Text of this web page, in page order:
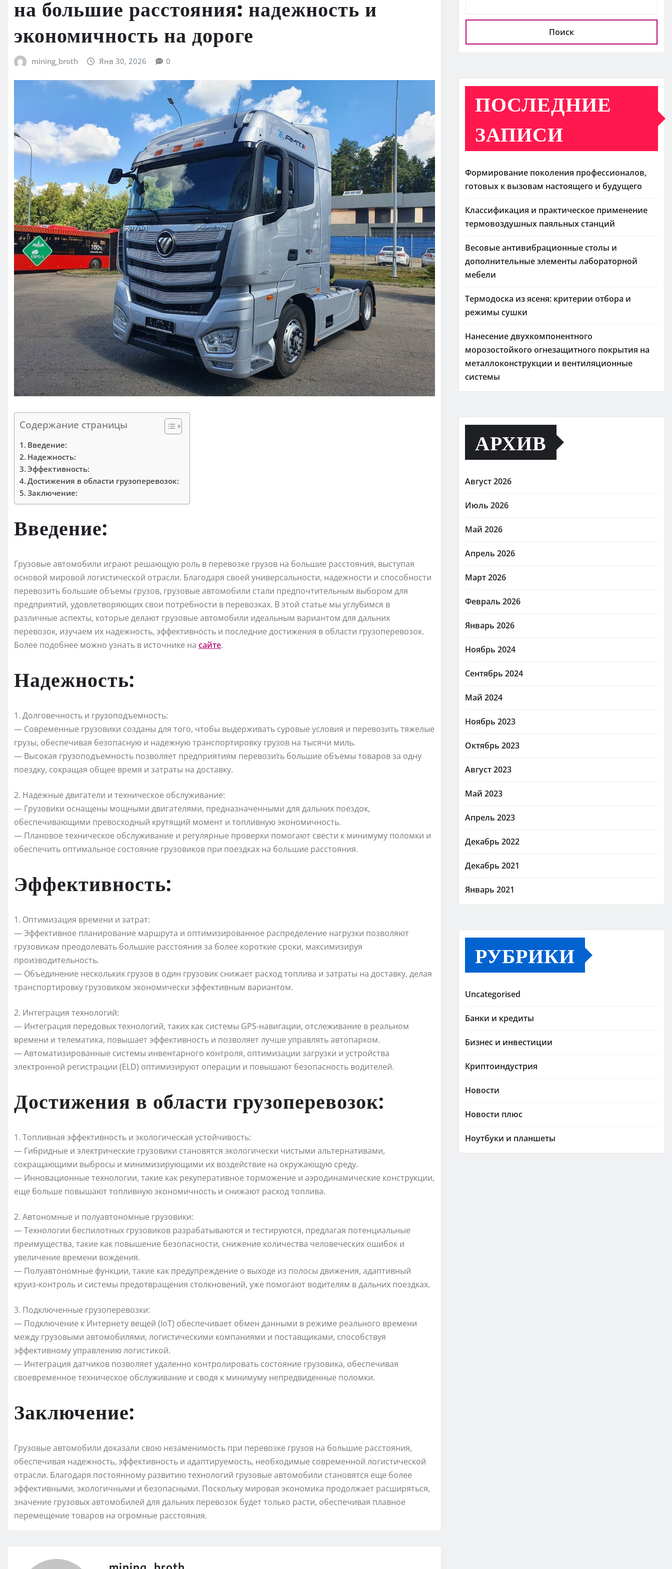
на большие расстояния: надежность и
экономичность на дороге
mining_broth Янв 30, 2026 0
Содержание страницы
Введение:
Надежность:
Эффективность:
Достижения в области грузоперевозок:
Заключение:
Введение:
Грузовые автомобили играют решающую роль в перевозке грузов на большие расстояния, выступая
основой мировой логистической отрасли. Благодаря своей универсальности, надежности и способности
перевозить большие объемы грузов, грузовые автомобили стали предпочтительным выбором для
предприятий, удовлетворяющих свои потребности в перевозках. В этой статье мы углубимся в
различные аспекты, которые делают грузовые автомобили идеальным вариантом для дальних
перевозок, изучаем их надежность, эффективность и последние достижения в области грузоперевозок.
Более подобнее можно узнать в источнике на сайте.
Надежность:
1. Долговечность и грузоподъемность:
— Современные грузовики созданы для того, чтобы выдерживать суровые условия и перевозить тяжелые
грузы, обеспечивая безопасную и надежную транспортировку грузов на тысячи миль.
— Высокая грузоподъемность позволяет предприятиям перевозить большие объемы товаров за одну
поездку, сокращая общее время и затраты на доставку.
2. Надежные двигатели и техническое обслуживание:
— Грузовики оснащены мощными двигателями, предназначенными для дальних поездок,
обеспечивающими превосходный крутящий момент и топливную экономичность.
— Плановое техническое обслуживание и регулярные проверки помогают свести к минимуму поломки и
обеспечить оптимальное состояние грузовиков при поездках на большие расстояния.
Эффективность:
1. Оптимизация времени и затрат:
— Эффективное планирование маршрута и оптимизированное распределение нагрузки позволяют
грузовикам преодолевать большие расстояния за более короткие сроки, максимизируя
производительность.
— Объединение нескольких грузов в один грузовик снижает расход топлива и затраты на доставку, делая
транспортировку грузовиком экономически эффективным вариантом.
2. Интеграция технологий:
— Интеграция передовых технологий, таких как системы GPS-навигации, отслеживание в реальном
времени и телематика, повышает эффективность и позволяет лучше управлять автопарком.
— Автоматизированные системы инвентарного контроля, оптимизации загрузки и устройства
электронной регистрации (ELD) оптимизируют операции и повышают безопасность водителей.
Достижения в области грузоперевозок:
1. Топливная эффективность и экологическая устойчивость:
— Гибридные и электрические грузовики становятся экологически чистыми альтернативами,
сокращающими выбросы и минимизирующими их воздействие на окружающую среду.
— Инновационные технологии, такие как рекуперативное торможение и аэродинамические конструкции,
еще больше повышают топливную экономичность и снижают расход топлива.
2. Автономные и полуавтономные грузовики:
— Технологии беспилотных грузовиков разрабатываются и тестируются, предлагая потенциальные
преимущества, такие как повышение безопасности, снижение количества человеческих ошибок и
увеличение времени вождения.
— Полуавтономные функции, такие как предупреждение о выходе из полосы движения, адаптивный
круиз-контроль и системы предотвращения столкновений, уже помогают водителям в дальних поездках.
3. Подключенные грузоперевозки:
— Подключение к Интернету вещей (IoT) обеспечивает обмен данными в режиме реального времени
между грузовыми автомобилями, логистическими компаниями и поставщиками, способствуя
эффективному управлению логистикой.
— Интеграция датчиков позволяет удаленно контролировать состояние грузовика, обеспечивая
своевременное техническое обслуживание и сводя к минимуму непредвиденные поломки.
Заключение:
Грузовые автомобили доказали свою незаменимость при перевозке грузов на большие расстояния,
обеспечивая надежность, эффективность и адаптируемость, необходимые современной логистической
отрасли. Благодаря постоянному развитию технологий грузовые автомобили становятся еще более
эффективными, экологичными и безопасными. Поскольку мировая экономика продолжает расширяться,
значение грузовых автомобилей для дальних перевозок будет только расти, обеспечивая плавное
перемещение товаров на огромные расстояния.
Поиск
ПОСЛЕДНИЕ
ЗАПИСИ
Формирование поколения профессионалов,
готовых к вызовам настоящего и будущего
Классификация и практическое применение
термовоздушных паяльных станций
Весовые антивибрационные столы и
дополнительные элементы лабораторной
мебели
Термодоска из ясеня: критерии отбора и
режимы сушки
Нанесение двухкомпонентного
морозостойкого огнезащитного покрытия на
металлоконструкции и вентиляционные
системы
АРХИВ
Август 2026
Июль 2026
Май 2026
Апрель 2026
Март 2026
Февраль 2026
Январь 2026
Ноябрь 2024
Сентябрь 2024
Май 2024
Ноябрь 2023
Октябрь 2023
Август 2023
Май 2023
Апрель 2023
Декабрь 2022
Декабрь 2021
Январь 2021
РУБРИКИ
Uncategorised
Банки и кредиты
Бизнес и инвестиции
Криптоиндустрия
Новости
Новости плюс
Ноутбуки и планшеты